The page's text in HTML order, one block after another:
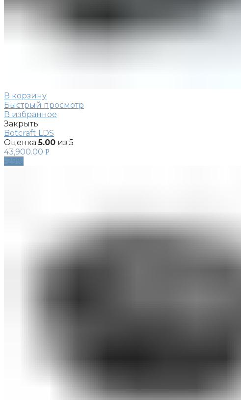
В корзину
Быстрый просмотр
В избранное
Закрыть
Botcraft LDS
Оценка5.00 из 5
43,900.00 Р